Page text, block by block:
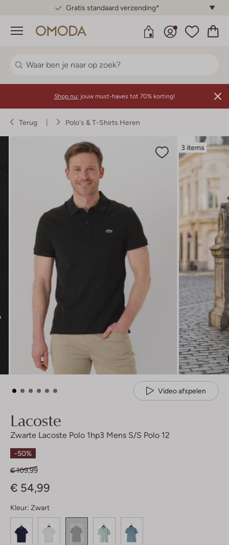
Gratis standaard verzending*
Menu
Shop nu: jouw must-haves tot 70% korting!
Terug Polo's & T-Shirts Heren
3 items
Video afspelen
Lacoste
Zwarte Lacoste Polo 1hp3 Mens S/s Polo 12
-50%
€ 109,99
€ 54,99
Kleur: Zwart